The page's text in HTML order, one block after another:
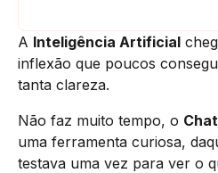
A Inteligência Artificial
inflexão que poucos
tanta clareza.
Não faz muito tempo, o
uma ferramenta curiosa,
testava uma vez para ver o